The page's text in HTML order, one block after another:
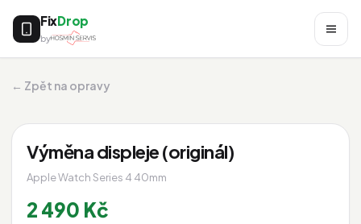
FixDrop
by
← Zpět na opravy
Výměna displeje (originál)
Apple Watch Series 4 40mm
2 490 Kč